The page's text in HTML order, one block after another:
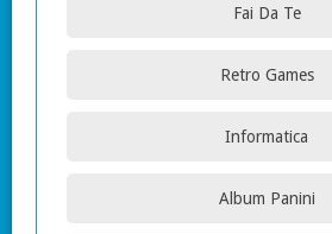
Fai Da Te
Retro Games
Informatica
Album Panini